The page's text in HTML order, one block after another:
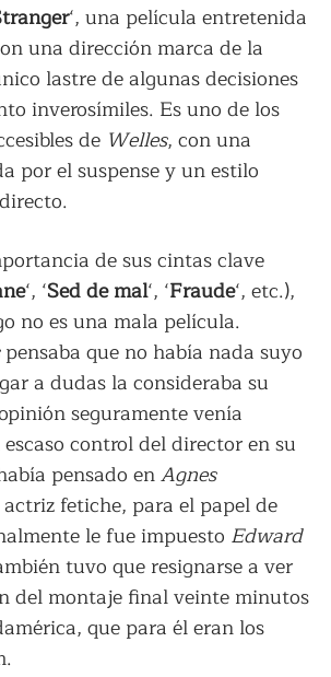
‘, una película entretenida
una dirección marca de la
lastre de algunas decisiones
inverosímiles. Es uno de los
de Welles, con una
por el suspense y un estilo
de sus cintas clave
‘, ‘Sed de mal‘, ‘Fraude‘, etc.),
no es una mala película.
pensaba que no había nada suyo
a dudas la consideraba su
seguramente venía
control del director en su
pensado enAgnes
fetiche, para el papel de
le fue impuesto Edward
tuvo que resignarse a ver
del montaje final veinte minutos
que para él eran los